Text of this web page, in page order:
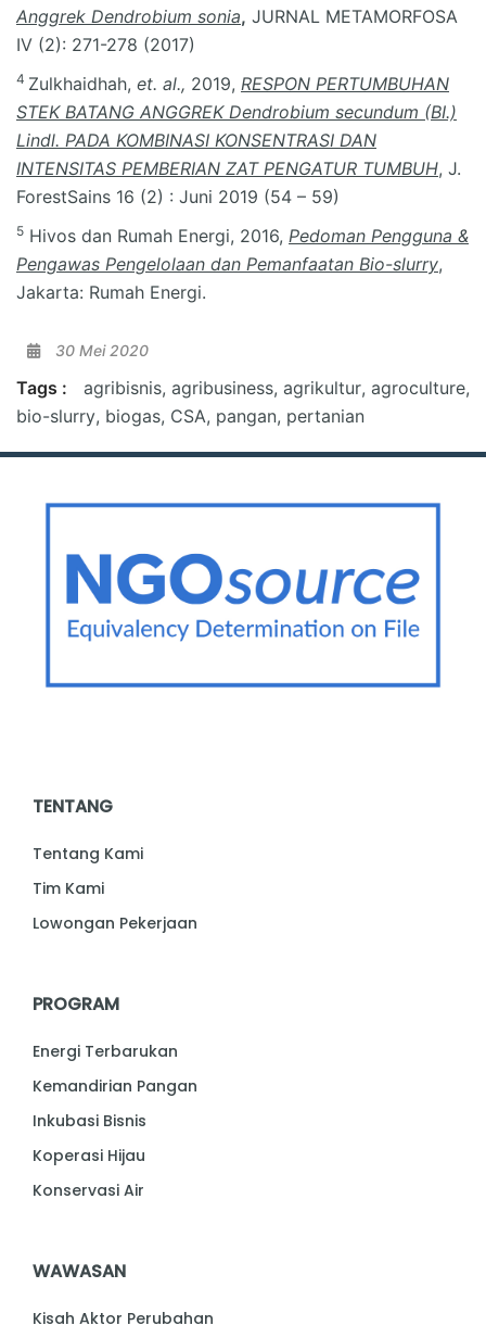
Anggrek Dendrobium sonia, JURNAL METAMORFOSA
IV (2): 271-278 (2017)
4 Zulkhaidhah, et. al., 2019, RESPON PERTUMBUHAN
STEK BATANG ANGGREK Dendrobium secundum (BI.)
Lindl. PADA KOMBINASI KONSENTRASI DAN
INTENSITAS PEMBERIAN ZAT PENGATUR TUMBUH, J.
ForestSains 16 (2) : Juni 2019 (54 – 59)
5 Hivos dan Rumah Energi, 2016, Pedoman Pengguna &
Pengawas Pengelolaan dan Pemanfaatan Bio-slurry,
Jakarta: Rumah Energi.
30 Mei 2020
Tags : agribisnis, agribusiness, agrikultur, agroculture,
bio-slurry, biogas, CSA, pangan, pertanian
TENTANG
Tentang Kami
Tim Kami
Lowongan Pekerjaan
PROGRAM
Energi Terbarukan
Kemandirian Pangan
Inkubasi Bisnis
Koperasi Hijau
Konservasi Air
WAWASAN
Kisah Aktor Perubahan